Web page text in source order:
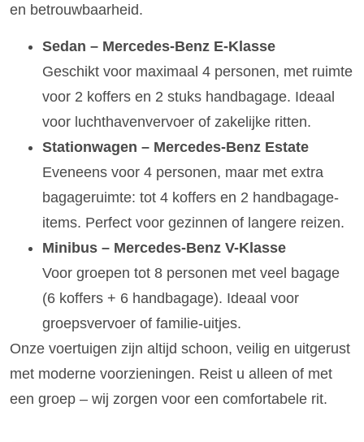
en betrouwbaarheid.
Sedan – Mercedes-Benz E-Klasse
Geschikt voor maximaal 4 personen, met ruimte
voor 2 koffers en 2 stuks handbagage. Ideaal
voor luchthavenvervoer of zakelijke ritten.
Stationwagen – Mercedes-Benz Estate
Eveneens voor 4 personen, maar met extra
bagageruimte: tot 4 koffers en 2 handbagage-
items. Perfect voor gezinnen of langere reizen.
Minibus – Mercedes-Benz V-Klasse
Voor groepen tot 8 personen met veel bagage
(6 koffers + 6 handbagage). Ideaal voor
groepsvervoer of familie-uitjes.
Onze voertuigen zijn altijd schoon, veilig en uitgerust
met moderne voorzieningen. Reist u alleen of met
een groep – wij zorgen voor een comfortabele rit.